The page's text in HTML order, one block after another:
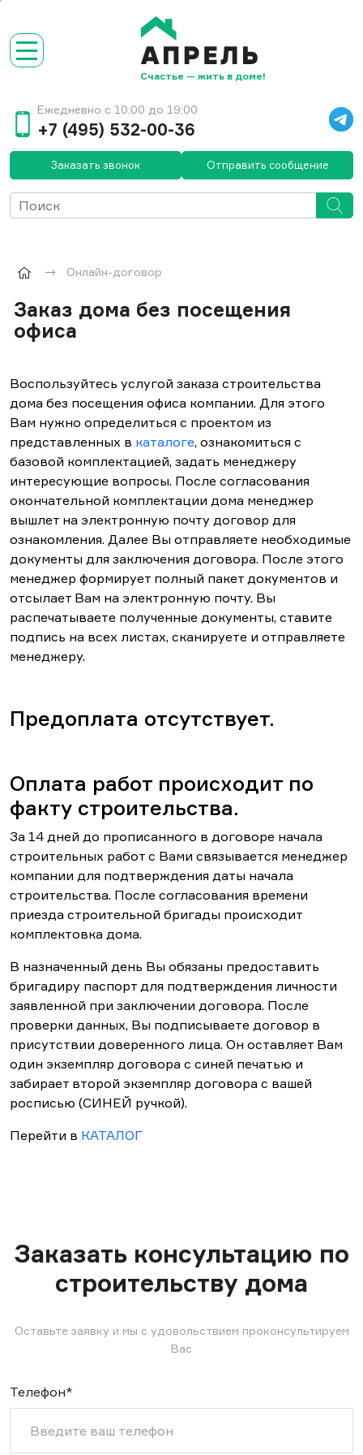
Счастье — жить в доме!
Ежедневно с 10:00 до 19:00
+7 (495) 532-00-36
Заказать звонок Отправить сообщение
Онлайн-договор
Заказ дома без посещения
офиса
Воспользуйтесь услугой заказа строительства
дома без посещения офиса компании. Для этого
Вам нужно определиться с проектом из
представленных в каталоге, ознакомиться с
базовой комплектацией, задать менеджеру
интересующие вопросы. После согласования
окончательной комплектации дома менеджер
вышлет на электронную почту договор для
ознакомления. Далее Вы отправляете необходимые
документы для заключения договора. После этого
менеджер формирует полный пакет документов и
отсылает Вам на электронную почту. Вы
распечатываете полученные документы, ставите
подпись на всех листах, сканируете и отправляете
менеджеру.
Предоплата отсутствует.
Оплата работ происходит по
факту строительства.
За 14 дней до прописанного в договоре начала
строительных работ с Вами связывается менеджер
компании для подтверждения даты начала
строительства. После согласования времени
приезда строительной бригады происходит
комплектовка дома.
В назначенный день Вы обязаны предоставить
бригадиру паспорт для подтверждения личности
заявленной при заключении договора. После
проверки данных, Вы подписываете договор в
присутствии доверенного лица. Он оставляет Вам
один экземпляр договора с синей печатью и
забирает второй экземпляр договора с вашей
росписью (СИНЕЙ ручкой).
Перейти в КАТАЛОГ
Заказать консультацию по
строительству дома
Оставьте заявку и мы с удовольствием проконсультируем
Вас
Телефон*